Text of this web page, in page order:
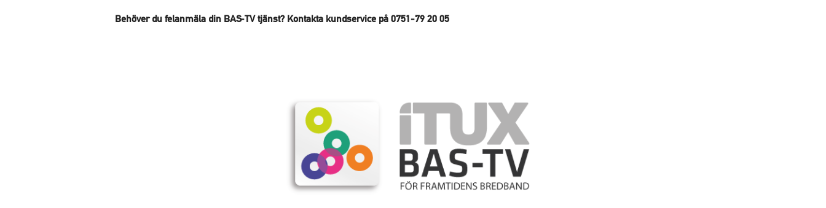
Behöver du felanmäla din BAS-TV tjänst? Kontakta kundservice på 0751-79 20 05